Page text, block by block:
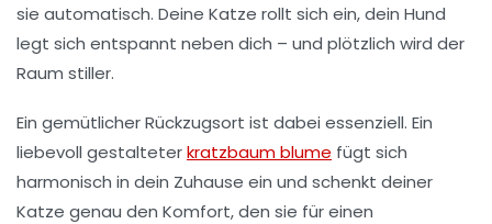
sie automatisch. Deine Katze rollt sich ein, dein Hund
legt sich entspannt neben dich – und plötzlich wird der
Raum stiller.
Ein gemütlicher Rückzugsort ist dabei essenziell. Ein
liebevoll gestalteterkratzbaum blume fügt sich
harmonisch in dein Zuhause ein und schenkt deiner
Katze genau den Komfort, den sie für einen